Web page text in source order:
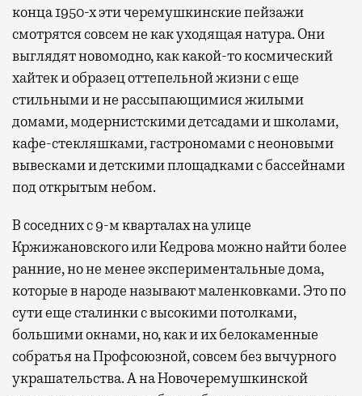
конца 1950-х эти черемушкинские пейзажи
смотрятся совсем не как уходящая натура. Они
выглядят новомодно, как какой-то космический
хайтек и образец оттепельной жизни с еще
стильными и не рассыпающимися жилыми
домами, модернистскими детсадами и школами,
кафе-стекляшками, гастрономами с неоновыми
вывесками и детскими площадками с бассейнами
под открытым небом.
В соседних с 9-м кварталах на улице
Кржижановского или Кедрова можно найти более
ранние, но не менее экспериментальные дома,
которые в народе называют маленковками. Это по
сути еще сталинки с высокими потолками,
большими окнами, но, как и их белокаменные
собратья на Профсоюзной, совсем без вычурного
украшательства. А на Новочеремушкинской